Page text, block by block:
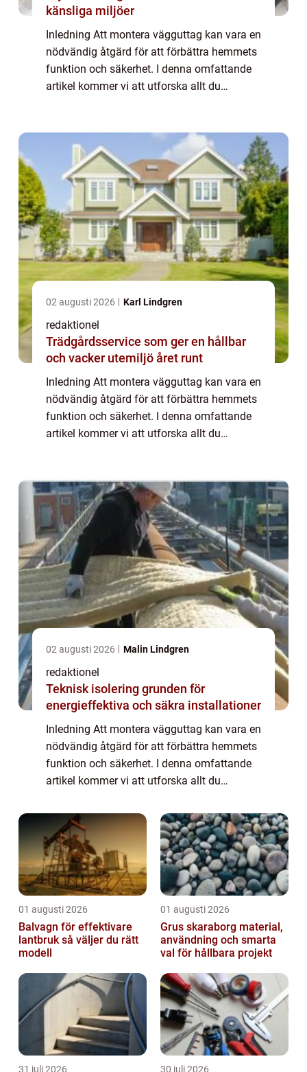
känsliga miljöer
Inledning Att montera vägguttag kan vara en
nödvändig åtgärd för att förbättra hemmets
funktion och säkerhet. I denna omfattande
artikel kommer vi att utforska allt du
02 augusti 2026 Karl Lindgren
redaktionel
Trädgårdsservice som ger en hållbar
och vacker utemiljö året runt
Inledning Att montera vägguttag kan vara en
nödvändig åtgärd för att förbättra hemmets
funktion och säkerhet. I denna omfattande
artikel kommer vi att utforska allt du
02 augusti 2026 Malin Lindgren
redaktionel
Teknisk isolering grunden för
energieffektiva och säkra installationer
Inledning Att montera vägguttag kan vara en
nödvändig åtgärd för att förbättra hemmets
funktion och säkerhet. I denna omfattande
artikel kommer vi att utforska allt du
inklusive olika typer, populära alternat...
01 augusti 2026
Balvagn för effektivare
lantbruk så väljer du rätt
modell
01 augusti 2026
Grus skaraborg material,
användning och smarta
val för hållbara projekt
31 juli 2026 30 juli 2026